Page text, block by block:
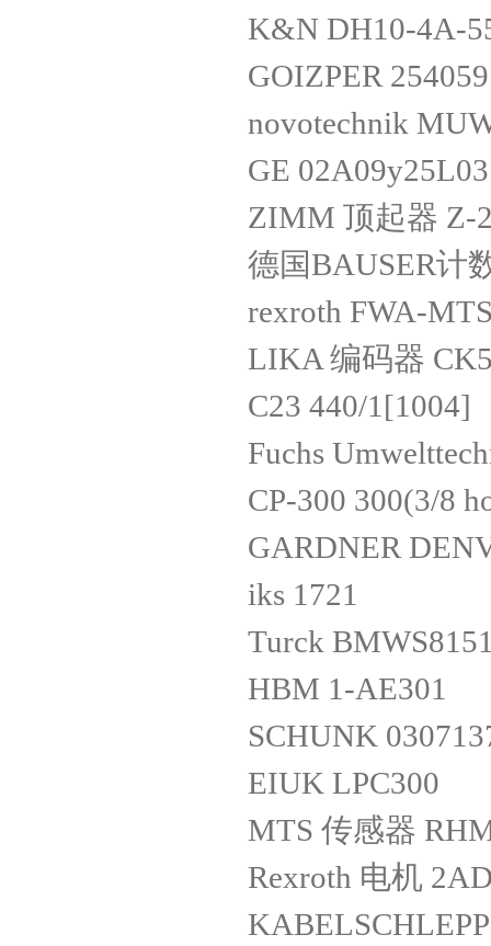
K&N DH10-4A-
GOIZPER
novotechnik
GE
ZIMM 顶起器 Z-
德国BAUSER计
rexroth FWA-
LIKA 编码器
C23 440/1[1004]
Fuchs
CP-300 300(3/8
GARDNER
iks 1721
Turck
HBM 1-AE301
SCHUNK
EIUK LPC300
MTS 传感器
Rexroth 电机